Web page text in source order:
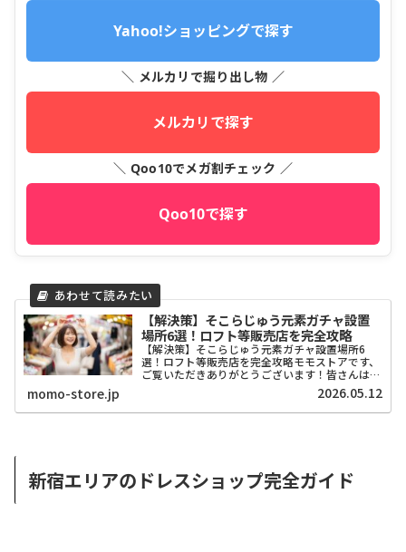
Yahoo!ショッピングで探す
＼ メルカリで掘り出し物 ／
メルカリで探す
＼ Qoo10でメガ割チェック ／
Qoo10で探す
【解決策】そこらじゅう元素ガチャ設置
場所6選！ロフト等販売店を完全攻略
【解決策】そこらじゅう元素ガチャ設置場所6
選！ロフト等販売店を完全攻略モモストアです、
ご覧いただきありがとうございます！皆さんは
SNSで話題の「そこらじゅう元素」というガチャ
ガチャを知っていますか？「水」や「空気」とい
った身近なものがオシャ...
momo-store.jp 2026.05.12
新宿エリアのドレスショップ完全ガイド